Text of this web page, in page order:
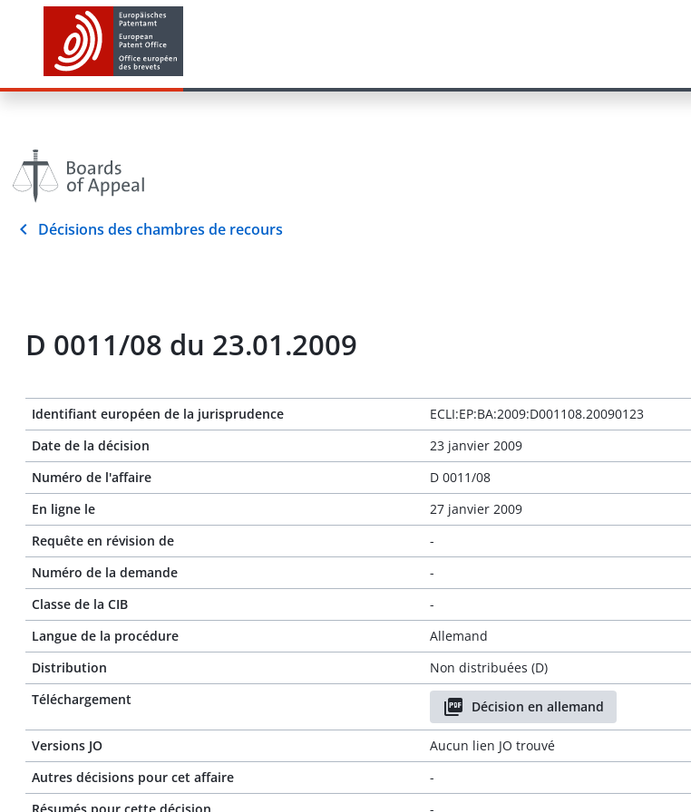
Décisions des chambres de recours
D 0011/08 du 23.01.2009
Identifiant européen de la jurisprudence
ECLI:EP:BA:2009:D001108.20090123
Date de la décision
23 janvier 2009
Numéro de l'affaire
D 0011/08
En ligne le
27 janvier 2009
Requête en révision de
-
Numéro de la demande
-
Classe de la CIB
-
Langue de la procédure
Allemand
Distribution
Non distribuées (D)
Téléchargement
Décision en allemand
Versions JO
Aucun lien JO trouvé
Autres décisions pour cet affaire
-